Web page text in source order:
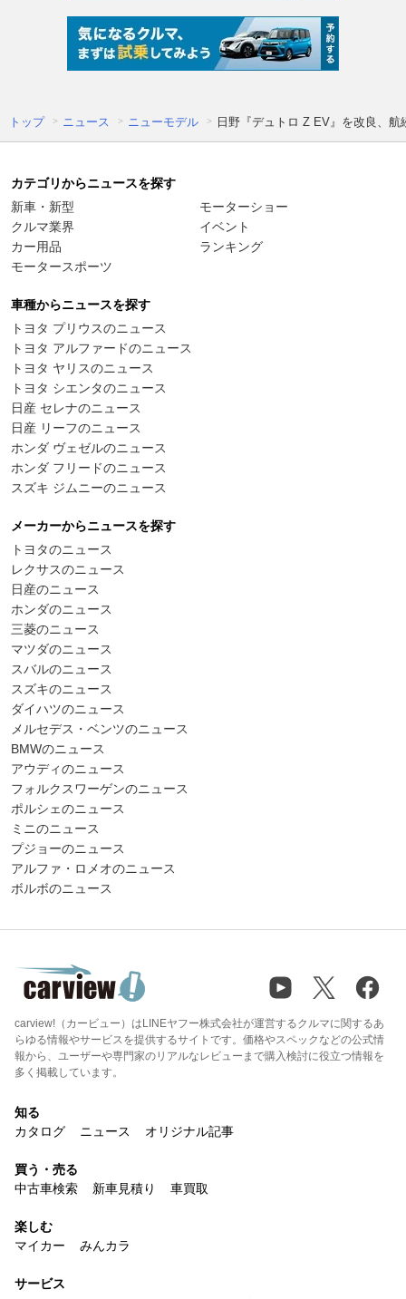
トップ ニュース ニューモデル 日野『デュトロ Z EV』を改良、
カテゴリからニュースを探す
新車・新型
クルマ業界
カー用品
モータースポーツ
モーターショー
イベント
ランキング
車種からニュースを探す
トヨタ プリウスのニュース
トヨタ アルファードのニュース
トヨタ ヤリスのニュース
トヨタ シエンタのニュース
日産 セレナのニュース
日産 リーフのニュース
ホンダ ヴェゼルのニュース
ホンダ フリードのニュース
スズキ ジムニーのニュース
メーカーからニュースを探す
トヨタのニュース
レクサスのニュース
日産のニュース
ホンダのニュース
三菱のニュース
マツダのニュース
スバルのニュース
スズキのニュース
ダイハツのニュース
メルセデス・ベンツのニュース
BMWのニュース
アウディのニュース
フォルクスワーゲンのニュース
ポルシェのニュース
ミニのニュース
プジョーのニュース
アルファ・ロメオのニュース
ボルボのニュース
carview!（カービュー）はLINEヤフー株式会社が運営するクルマに関するあ
らゆる情報やサービスを提供するサイトです。価格やスペックなどの公式情
報から、ユーザーや専門家のリアルなレビューまで購入検討に役立つ情報を
多く掲載しています。
知る
カタログ
ニュース オリジナル記事
買う・売る
中古車検索
新車見積り 車買取
楽しむ
マイカー
みんカラ
サービス